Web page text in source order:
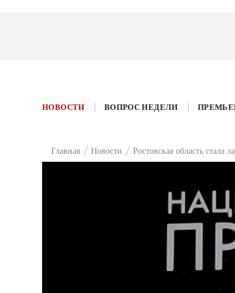
НОВОСТИ ВОПРОС НЕДЕЛИ
Главная Новости Ростовская область